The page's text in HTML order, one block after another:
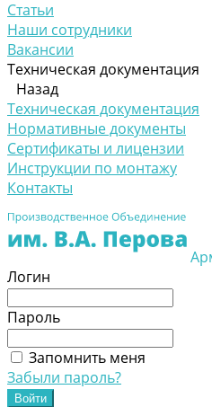
Статьи
Наши сотрудники
Вакансии
Техническая документация
Назад
Техническая документация
Нормативные документы
Сертификаты и лицензии
Инструкции по монтажу
Контакты
Логин
Пароль
Запомнить меня
Забыли пароль?